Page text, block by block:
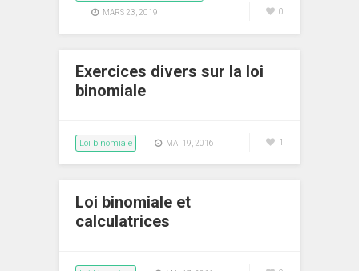
MARS 23, 2019 0
Exercices divers sur la loi
binomiale
Loi binomiale MAI 19, 2016 1
Loi binomiale et
calculatrices